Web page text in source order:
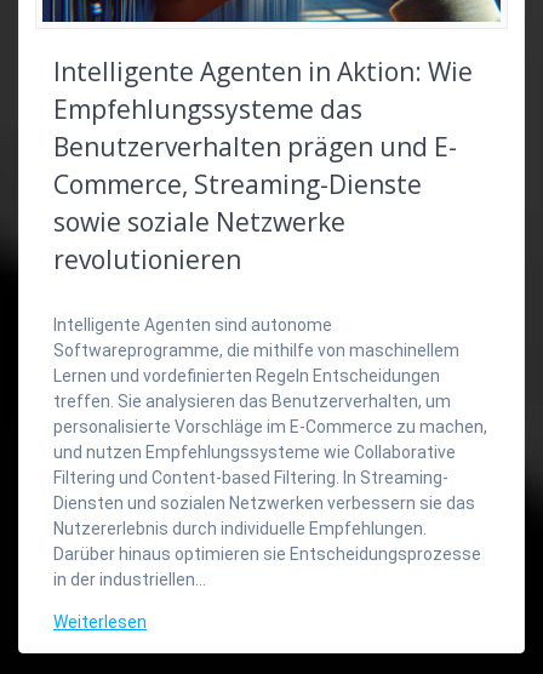
Intelligente Agenten in Aktion: Wie
Empfehlungssysteme das
Benutzerverhalten prägen und E-
Commerce, Streaming-Dienste
sowie soziale Netzwerke
revolutionieren
Intelligente Agenten sind autonome
Softwareprogramme, die mithilfe von maschinellem
Lernen und vordefinierten Regeln Entscheidungen
treffen. Sie analysieren das Benutzerverhalten, um
personalisierte Vorschläge im E-Commerce zu machen,
und nutzen Empfehlungssysteme wie Collaborative
Filtering und Content-based Filtering. In Streaming-
Diensten und sozialen Netzwerken verbessern sie das
Nutzererlebnis durch individuelle Empfehlungen.
Darüber hinaus optimieren sie Entscheidungsprozesse
in der industriellen…
Weiterlesen